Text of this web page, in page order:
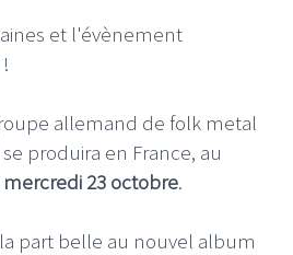
et l'évènement
allemand de folk metal
se produira en France, au
mercredi 23 octobre.
part belle au nouvel album